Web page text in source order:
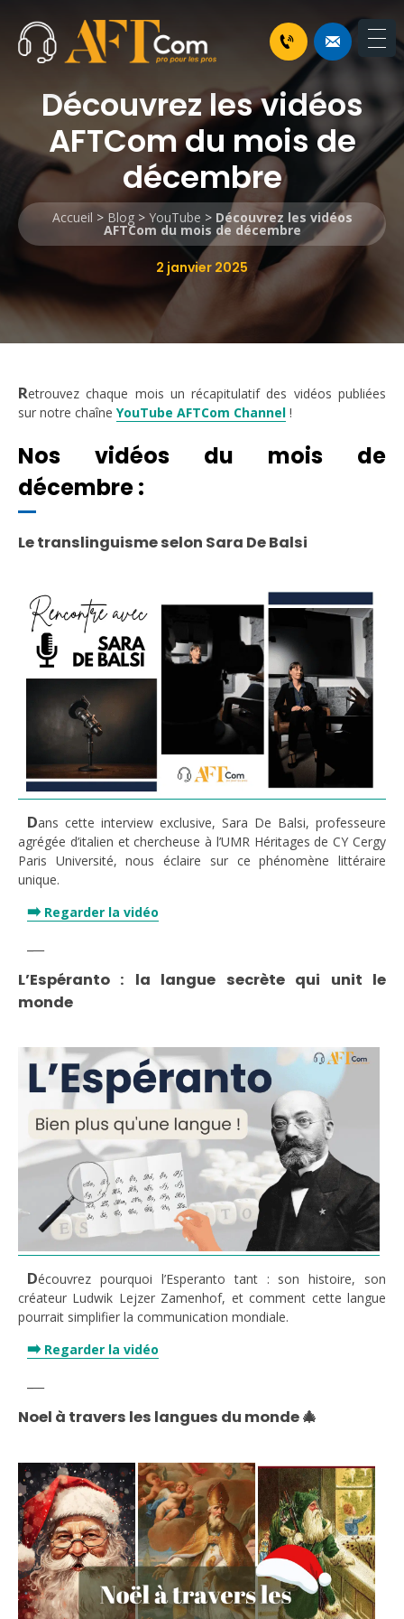
Découvrez les vidéos
AFTCom du mois de
décembre
Accueil > Blog> YouTube > Découvrez les vidéos
AFTCom du mois de décembre
2 janvier 2025
Retrouvez chaque mois un récapitulatif des vidéos publiées
sur notre chaîne YouTube AFTCom Channel !
Nos vidéos du mois de
décembre :
Le translinguisme selon Sara De Balsi
Dans cette interview exclusive, Sara De Balsi, professeure
agrégée d’italien et chercheuse à l’UMR Héritages de CY Cergy
Paris Université, nous éclaire sur ce phénomène littéraire
unique.
➡️ Regarder la vidéo
L’Espéranto : la langue secrète qui unit le
monde
Découvrez pourquoi l’Esperanto tant : son histoire, son
créateur Ludwik Lejzer Zamenhof, et comment cette langue
pourrait simplifier la communication mondiale.
➡️ Regarder la vidéo
Noel à travers les langues du monde 🎄